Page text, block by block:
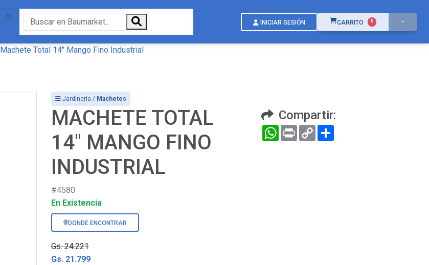
INICIAR SESIÓN CARRITO 0ÍTEMS EN EL CARRITO
Machete Total 14" Mango Fino Industrial
Jardineria / Machetes
MACHETE TOTAL
14" MANGO FINO
INDUSTRIAL
#4580
En Existencia
DONDE ENCONTRAR
Gs. 24.221
Gs. 21.799
Compartir:
WhatsApp
Print Copy
Link